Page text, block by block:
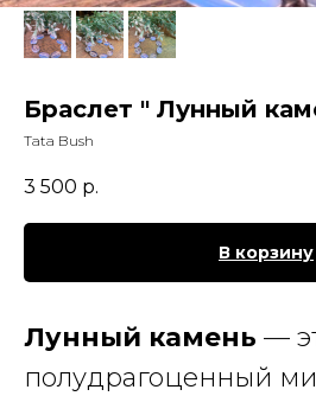
Браслет " Лунный
Tata Bush
3 500 р.
В корзину
Лунный камень —
полудрагоценный